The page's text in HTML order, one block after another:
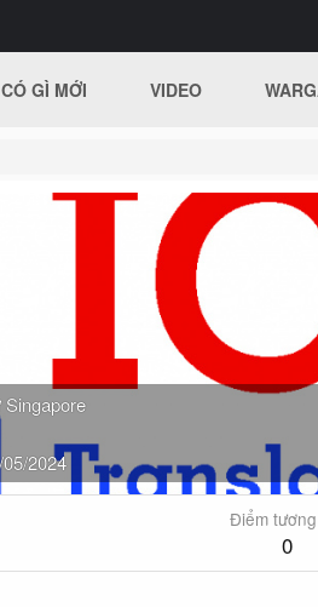
CÓ GÌ MỚI VIDEO
Singapore
05/2024
Điểm
0